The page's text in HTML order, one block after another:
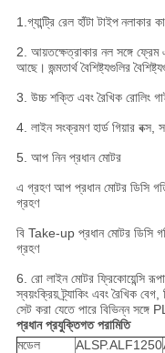
1.গ্যান্ট্রি রেল হাঁটা টাইপনলাকার
2. আয়তক্ষেত্রাকার নল সঙ্গে
আছে। জন্মতার্থ বৈশিষ্ট্যগুলির
3. উচ্চ শক্তি এবং রৈখিক রোলিং
4. লাইন সংক্রমণ হার্ড গিয়ার বক্স,
5. আপ নিন প্রধান মোটর
এ গ্রহণ আপ প্রধান মোটর ডিসি
গ্রহণ
বি Take-up প্রধান মোটর ডিসি
গ্রহণ
6. রো লাইন মোটর ফ্রিকোয়েন্সি
স্বয়ংক্রিয় ট্র্যাকিং এবং রৈখিক
সেট করা যেতে পারে বিভিন্ন সঙ্গে
প্রধান প্রযুক্তিগত পরামিতি
মডেল
ALSP.ALF1250